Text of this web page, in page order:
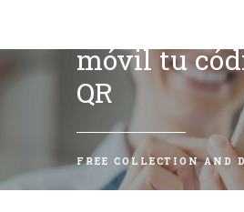
móvil tu
QR
FREE COLLECTION AND